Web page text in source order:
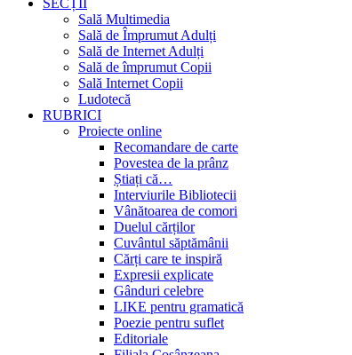
SECȚII
Sală Multimedia
Sală de Împrumut Adulți
Sală de Internet Adulți
Sală de împrumut Copii
Sală Internet Copii
Ludotecă
RUBRICI
Proiecte online
Recomandare de carte
Povestea de la prânz
Știați că…
Interviurile Bibliotecii
Vânătoarea de comori
Duelul cărților
Cuvântul săptămânii
Cărți care te inspiră
Expresii explicate
Gânduri celebre
LIKE pentru gramatică
Poezie pentru suflet
Editoriale